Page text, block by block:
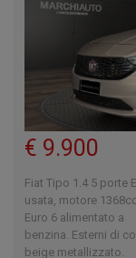
€ 9.900
Fiat Tipo 1.4 5 porte
usata, motore
Euro 6 alimentato a
benzina. Esterni di
beige metallizzato.